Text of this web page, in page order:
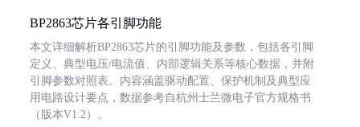
BP2863芯片各引脚功能
本文详细解析BP2863芯片的引脚功能及参数，包括各引脚
定义、典型电压/电流值、内部逻辑关系等核心数据，并附
引脚参数对照表。内容涵盖驱动配置、保护机制及典型应
用电路设计要点，数据参考自杭州士兰微电子官方规格书
（版本V1.2）。